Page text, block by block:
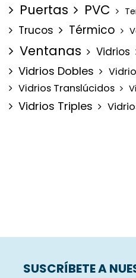
Puertas PVC
Trucos Térmico
Ventanas Vidrios
Vidrios Dobles
Vidrios Translúcidos
Vidrios Triples
SUSCRÍBETE A